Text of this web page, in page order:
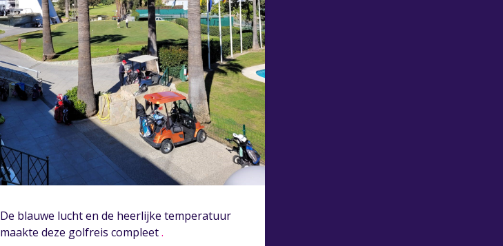
De blauwe lucht en de heerlijke temperatuur
maakte deze golfreis compleet.